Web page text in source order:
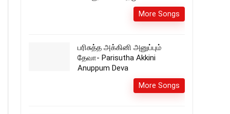
More Songs
பரிசுத்த அக்கினி அனுப்பும்
தேவா- Parisutha Akkini
Anuppum Deva
More Songs